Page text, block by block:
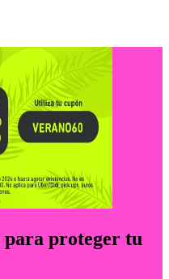
para proteger tu